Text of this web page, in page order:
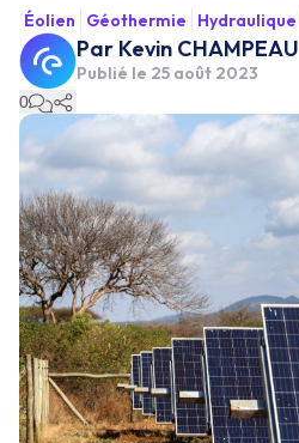
Éolien Géothermie Hydraulique
Par Kevin CHAMPEAU
Publié le 25 août 2023
0